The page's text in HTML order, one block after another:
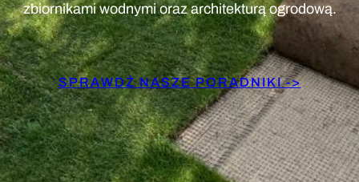
zbiornikami wodnymi oraz architekturą ogrodową.
SPRAWDŹ NASZE PORADNIKI ->